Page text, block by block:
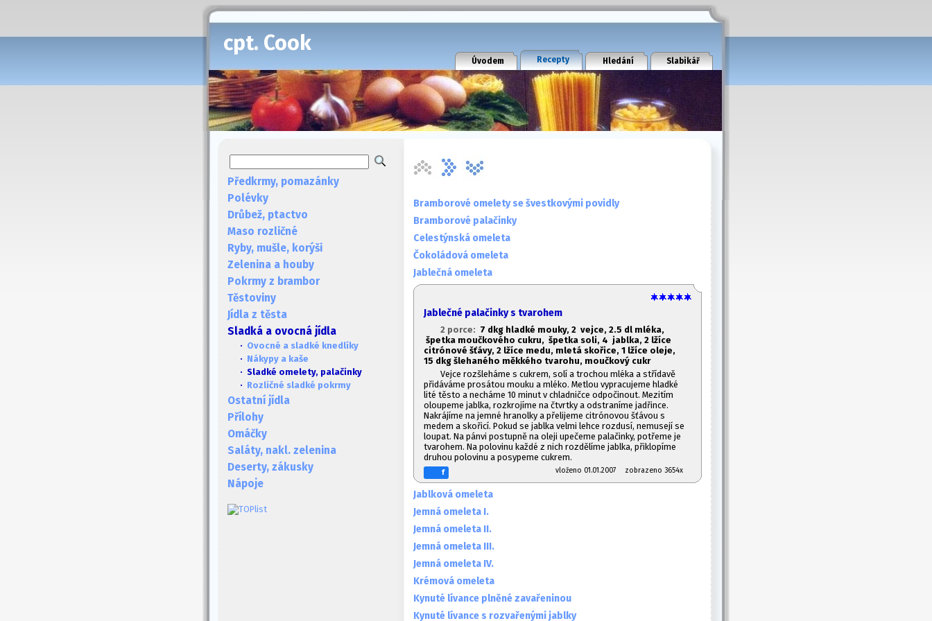
cpt. Cook
Úvodem Recepty Hledání Slabikář
Předkrmy, pomazánky
Polévky
Drůbež, ptactvo
Maso rozličné
Ryby, mušle, korýši
Zelenina a houby
Pokrmy z brambor
Těstoviny
Jídla z těsta
Sladká a ovocná jídla
· Ovocné a sladké knedlíky
· Nákypy a kaše
· Sladké omelety, palačinky
· Rozličné sladké pokrmy
Ostatní jídla
Přílohy
Omáčky
Saláty, nakl. zelenina
Deserty, zákusky
Nápoje
Bramborové omelety se švestkovými povidly
Bramborové palačinky
Celestýnská omeleta
Čokoládová omeleta
Jablečná omeleta
Jablečné palačinky s tvarohem
2 porce: 7 dkg hladké mouky, 2 vejce, 2.5 dl mléka,
špetka moučkového cukru, špetka soli, 4 jablka, 2 lžíce
citrónové šťávy, 2 lžíce medu, mletá skořice, 1 lžíce oleje,
15 dkg šlehaného měkkého tvarohu, moučkový cukr
Vejce rozšleháme s cukrem, solí a trochou mléka a střídavě
přidáváme prosátou mouku a mléko. Metlou vypracujeme hladké
lité těsto a necháme 10 minut v chladničce odpočinout. Mezitím
oloupeme jablka, rozkrojíme na čtvrtky a odstraníme jadřince.
Nakrájíme na jemné hranolky a přelijeme citrónovou šťávou s
medem a skořicí. Pokud se jablka velmi lehce rozdusí, nemusejí se
loupat. Na pánvi postupně na oleji upečeme palačinky, potřeme je
tvarohem. Na polovinu každé z nich rozdělíme jablka, přiklopíme
druhou polovinu a posypeme cukrem.
f vloženo 01.01.2007 zobrazeno 3654x
Jablková omeleta
Jemná omeleta I.
Jemná omeleta II.
Jemná omeleta III.
Jemná omeleta IV.
Krémová omeleta
Kynuté lívance plněné zavařeninou
Kynuté lívance s rozvařenými jablky